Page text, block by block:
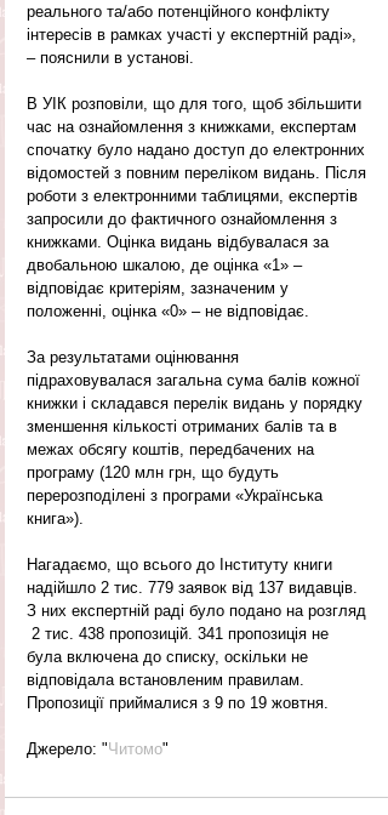
реального та/або потенційного конфлікту
інтересів в рамках участі у експертній раді»,
– пояснили в установі.
В УІК розповіли, що для того, щоб збільшити
час на ознайомлення з книжками, експертам
спочатку було надано доступ до електронних
відомостей з повним переліком видань. Після
роботи з електронними таблицями, експертів
запросили до фактичного ознайомлення з
книжками. Оцінка видань відбувалася за
двобальною шкалою, де оцінка «1» –
відповідає критеріям, зазначеним у
положенні, оцінка «0» – не відповідає.
За результатами оцінювання
підраховувалася загальна сума балів кожної
книжки і складався перелік видань у порядку
зменшення кількості отриманих балів та в
межах обсягу коштів, передбачених на
програму (120 млн грн, що будуть
перерозподілені з програми «Українська
книга»).
Нагадаємо, що всього до Інституту книги
надійшло 2 тис. 779 заявок від 137 видавців.
З них експертній раді було подано на розгляд
2 тис. 438 пропозицій. 341 пропозиція не
була включена до списку, оскільки не
відповідала встановленим правилам.
Пропозиції приймалися з 9 по 19 жовтня.
Джерело: "Читомо"